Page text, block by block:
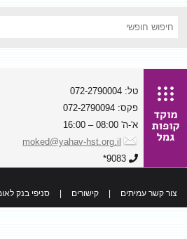
טל: 072-2790004
פקס: 072-2790094
א'-ה' 08:00 – 16:00
moked@yahav-hst.org.il
9083*
צור קשר עמיתים קישורים סניפי בנק